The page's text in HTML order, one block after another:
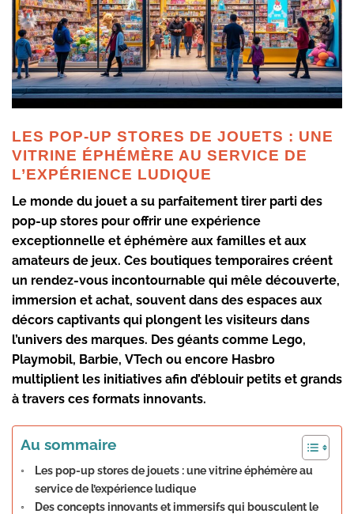
LES POP-UP STORES DE JOUETS : UNE
VITRINE ÉPHÉMÈRE AU SERVICE DE
L’EXPÉRIENCE LUDIQUE
Le monde du jouet a su parfaitement tirer parti des
pop-up stores pour offrir une expérience
exceptionnelle et éphémère aux familles et aux
amateurs de jeux. Ces boutiques temporaires créent
un rendez-vous incontournable qui mêle découverte,
immersion et achat, souvent dans des espaces aux
décors captivants qui plongent les visiteurs dans
l’univers des marques. Des géants comme Lego,
Playmobil, Barbie, VTech ou encore Hasbro
multiplient les initiatives afin d’éblouir petits et grands
à travers ces formats innovants.
Au sommaire
Les pop-up stores de jouets : une vitrine éphémère au
service de l’expérience ludique
Des concepts innovants et immersifs qui bousculent le